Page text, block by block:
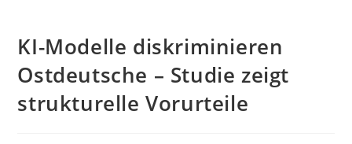
KI-Modelle diskriminieren
Ostdeutsche – Studie zeigt
strukturelle Vorurteile